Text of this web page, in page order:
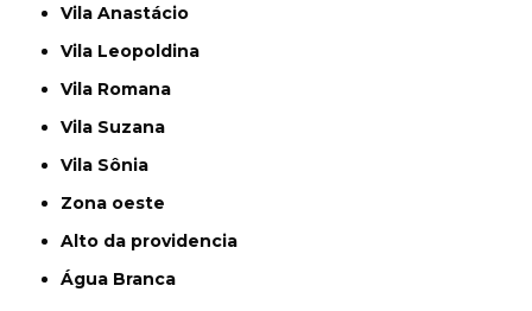
Vila Anastácio
Vila Leopoldina
Vila Romana
Vila Suzana
Vila Sônia
Zona oeste
alto da providencia
Água Branca